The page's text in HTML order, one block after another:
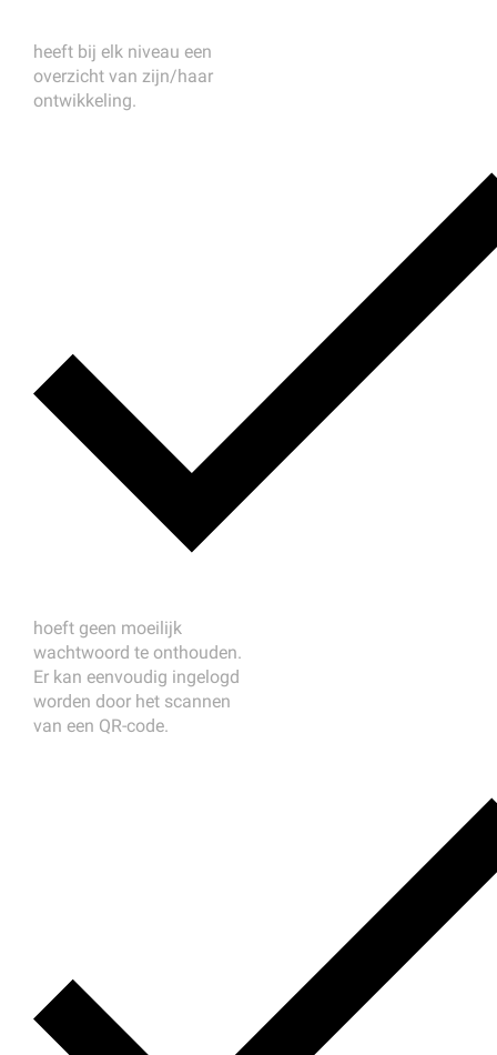
heeft bij elk niveau een
overzicht van zijn/haar
ontwikkeling.
hoeft geen moeilijk
wachtwoord te onthouden.
Er kan eenvoudig ingelogd
worden door het scannen
van een QR-code.